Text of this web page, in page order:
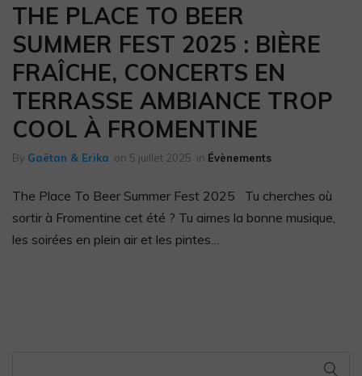
THE PLACE TO BEER
SUMMER FEST 2025 : BIÈRE
FRAÎCHE, CONCERTS EN
TERRASSE AMBIANCE TROP
COOL À FROMENTINE
By Gaëtan & Erika on 5 juillet 2025 in Évènements
The Place To Beer Summer Fest 2025 Tu cherches où
sortir à Fromentine cet été ? Tu aimes la bonne musique,
les soirées en plein air et les pintes…